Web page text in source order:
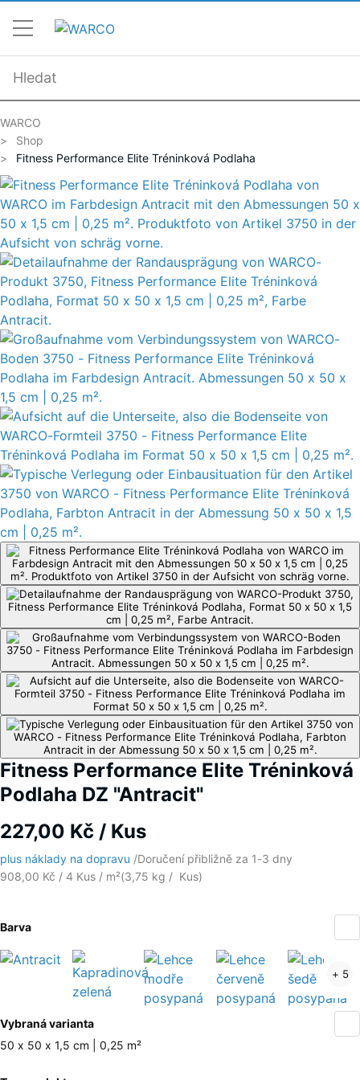
WARCO
Shop
Fitness Performance Elite Tréninková Podlaha
Fitness Performance Elite Tréninková
Podlaha DZ "Antracit"
227,00 Kč / Kus
plus náklady na dopravu /Doručení přibližně za 1-3 dny
908,00 Kč / 4 Kus / m²(3,75 kg / Kus)
Barva
Antracit
(active)
Kapradinová
zelená
Lehce
modře
posypaná
Lehce
červeně
posypaná
+ 5
informací
o
Vybraná varianta
50 x 50 x 1,5 cm | 0,25 m²